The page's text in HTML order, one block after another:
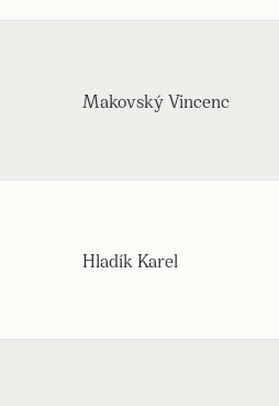
Makovský Vincenc
Hladík Karel